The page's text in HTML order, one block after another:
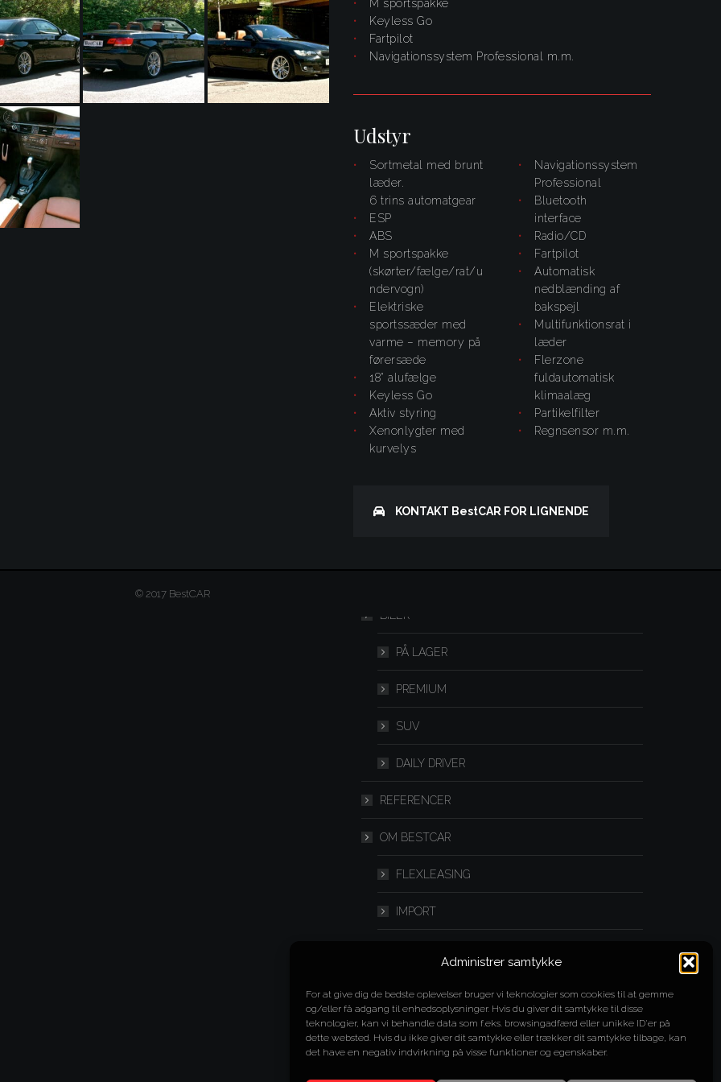
Administrer samtykke
For at give dig de bedste oplevelser bruger vi teknologier som cookies til at gemme
og/eller få adgang til enhedsoplysninger. Hvis du giver dit samtykke til disse
teknologier, kan vi behandle data som f.eks. browsingadfærd eller unikke ID'er på
dette websted. Hvis du ikke giver dit samtykke eller trækker dit samtykke tilbage, kan
det have en negativ indvirkning på visse funktioner og egenskaber.
M sportspakke
Keyless Go
fartpilot
navigationssystem Professional m.m.
Udstyr
Sortmetal med brunt
læder.
6 trins automatgear
ESP
ABS
M sportspakke
(skørter/fælge/rat/u
ndervogn)
elektriske
sportssæder med
varme – memory på
førersæde
18" alufælge
Keyless Go
aktiv styring
xenonlygter med
kurvelys
navigationssystem
Professional
bluetooth
interface
radio/CD
fartpilot
automatisk
nedblænding af
bakspejl
multifunktionsrat i
læder
flerzone
fuldautomatisk
klimaalæg
partikelfilter
regnsensor m.m.
KONTAKT BestCAR FOR LIGNENDE
© 2017 BestCAR
BILER
PÅ LAGER
PREMIUM
SUV
DAILY DRIVER
REFERENCER
OM BESTCAR
FLEXLEASING
IMPORT
KONTAKT